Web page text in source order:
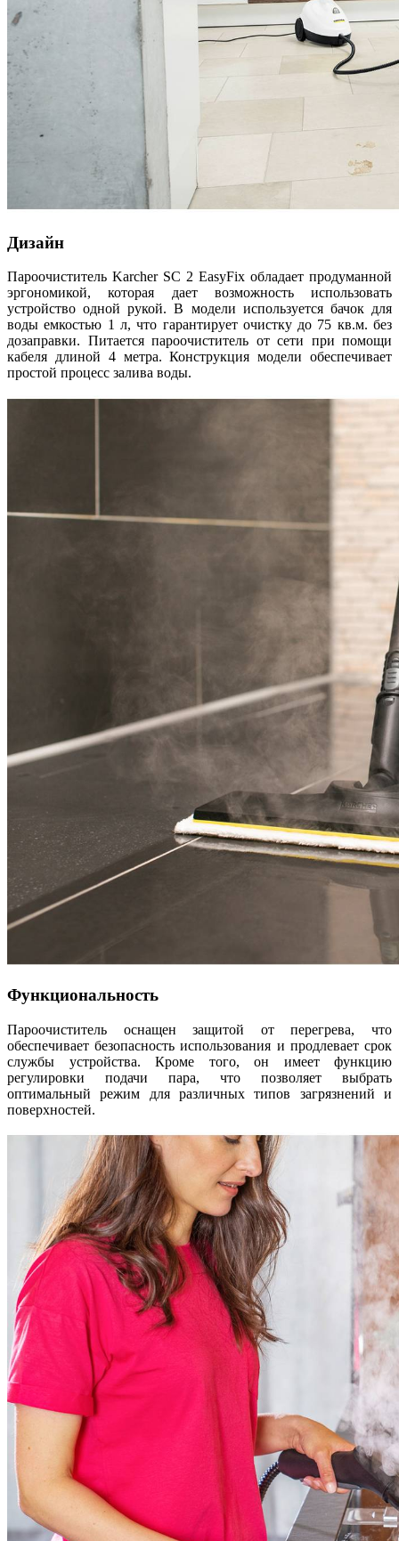
Дизайн
Пароочиститель Karcher SC 2 EasyFix обладает продуманной
эргономикой, которая дает возможность использовать
устройство одной рукой. В модели используется бачок для
воды емкостью 1 л, что гарантирует очистку до 75 кв.м. без
дозаправки. Питается пароочиститель от сети при помощи
кабеля длиной 4 метра. Конструкция модели обеспечивает
простой процесс залива воды.
Функциональность
Пароочиститель оснащен защитой от перегрева, что
обеспечивает безопасность использования и продлевает срок
службы устройства. Кроме того, он имеет функцию
регулировки подачи пара, что позволяет выбрать
оптимальный режим для различных типов загрязнений и
поверхностей.